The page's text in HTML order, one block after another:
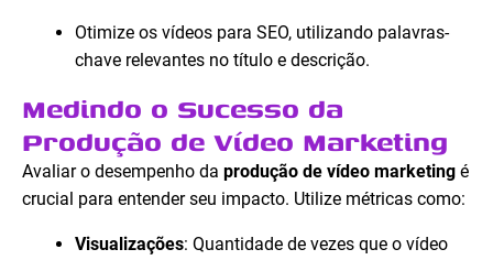
Otimize os vídeos para SEO, utilizando palavras-
chave relevantes no título e descrição.
Medindo o Sucesso da
Produção de Vídeo Marketing
Avaliar o desempenho da produção de vídeo marketing é
crucial para entender seu impacto. Utilize métricas como:
Visualizações: Quantidade de vezes que o vídeo